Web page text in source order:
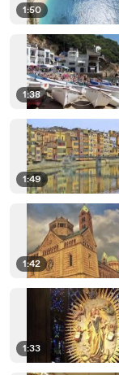
1:50
1:38
1:49
1:42
1:33